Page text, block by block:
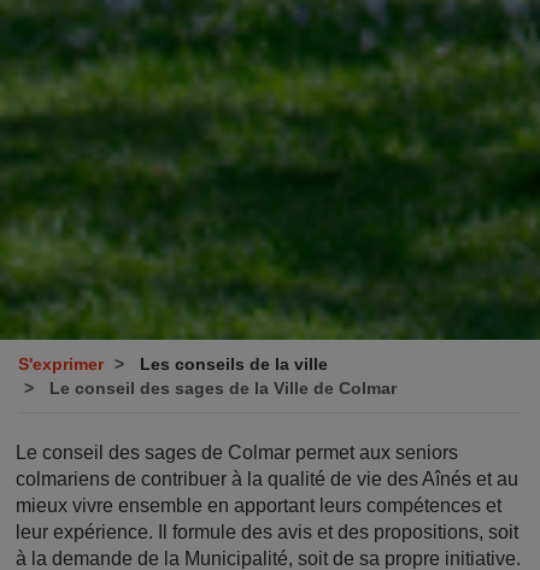
S'exprimer
Les conseils de la ville
Le conseil des sages de la Ville de Colmar
Le conseil des sages de Colmar permet aux seniors
colmariens de contribuer à la qualité de vie des Aînés et au
mieux vivre ensemble en apportant leurs compétences et
leur expérience. Il formule des avis et des propositions, soit
à la demande de la Municipalité, soit de sa propre initiative.